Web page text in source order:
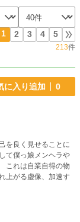
1 2 3 4 5
213件
に入り追加 0
を良く見せることに
て僕っ娘メンヘラや
これは自業自得の物
がる虚像、加速す